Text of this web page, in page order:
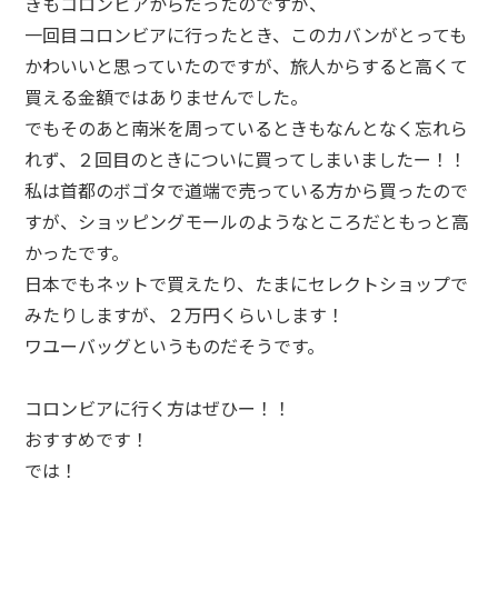
一回目コロンビアに行ったとき、このカバンがとっても
かわいいと思っていたのですが、旅人からすると高くて
買える金額ではありませんでした。
でもそのあと南米を周っているときもなんとなく忘れら
れず、２回目のときについに買ってしまいましたー！！
私は首都のボゴタで道端で売っている方から買ったので
すが、ショッピングモールのようなところだともっと高
かったです。
日本でもネットで買えたり、たまにセレクトショップで
みたりしますが、２万円くらいします！
ワユーバッグというものだそうです。
コロンビアに行く方はぜひー！！
おすすめです！
では！